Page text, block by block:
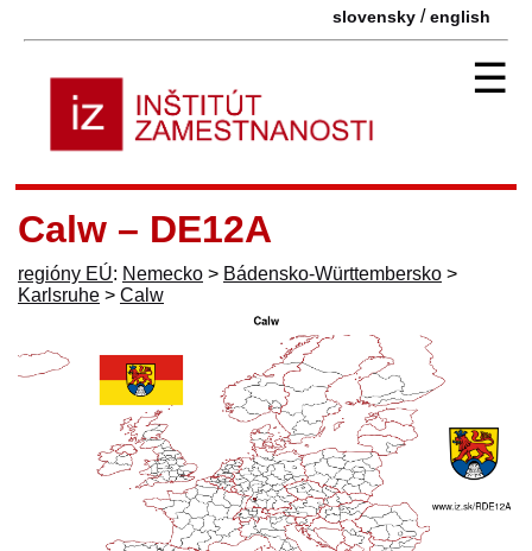
slovensky /english
☰
Calw – DE12A
regióny EÚ: Nemecko > Bádensko-Württembersko >
Karlsruhe > Calw